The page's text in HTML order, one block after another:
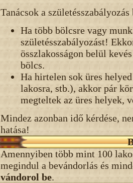
Tanácsok a
Ha több bölcsre vagy
születésszabályozást!
összlakosságon belül
bölcs.
Ha hirtelen sok üres
lakosra, stb.), akkor pár
megteltek az üres helyek,
Mindez azonban idő kérdése,
hatása!
Amennyiben több mint 100
megindul a bevándorlás és
vándorol be.